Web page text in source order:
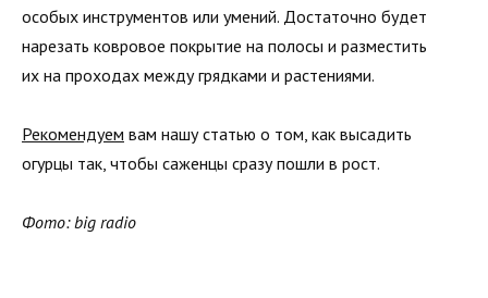
особых инструментов или умений. Достаточно будет
нарезать ковровое покрытие на полосы и разместить
их на проходах между грядками и растениями.
Рекомендуем вам нашу статью о том, как высадить
огурцы так, чтобы саженцы сразу пошли в рост.
Фото: big radio